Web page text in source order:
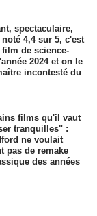
spectaculaire,
4,4 sur 5, c'est
film de science-
2024 et on le
incontesté du
films qu'il vaut
tranquilles" :
ne voulait
pas de remake
des années